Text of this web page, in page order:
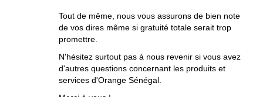
Tout de même, nous vous assurons de bien note
de vos dires même si gratuité totale serait trop
promettre.
N'hésitez surtout pas à nous revenir si vous avez
d'autres questions concernant les produits et
services d'Orange Sénégal.